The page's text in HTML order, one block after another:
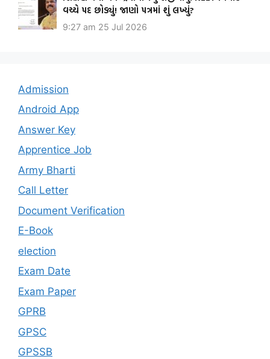
વચ્ચે પદ છોડ્યું! જાણો પત્રમાં શું લખ્યું?
9:27 am 25 Jul 2026
Admission
Android App
Answer Key
Apprentice Job
Army Bharti
Call Letter
Document Verification
E-Book
election
Exam Date
Exam Paper
GPRB
GPSC
GPSSB